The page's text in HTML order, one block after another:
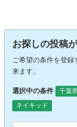
お探しの投稿
ご希望の条件を登録
来ます。
選択中の条件 千葉
ネイキッド